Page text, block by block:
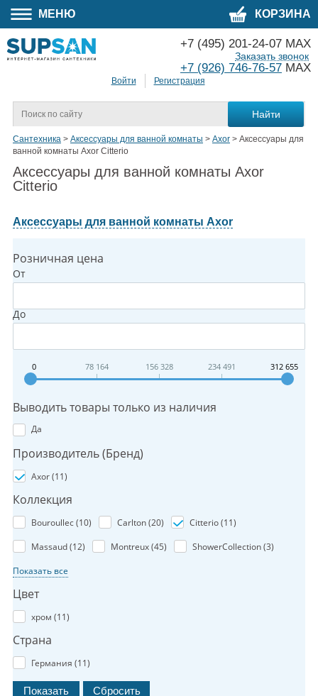
МЕНЮ КОРЗИНА
Войти Регистрация
+7 (495) 201-24-07 MAX
+7 (926) 746-76-57 MAX
Заказать звонок
Сантехника > Аксессуары для ванной комнаты > Axor > Аксессуары для
ванной комнаты Axor Citterio
Аксессуары для ванной комнаты Axor
Citterio
Аксессуары для ванной комнаты Axor
Розничная цена
От
До
0 78 164 156 328 234 491 312 655
Выводить товары только из наличия
Да
Производитель (Бренд)
Axor (11)
Коллекция
Bouroullec (10) Carlton (20) Citterio (11)
Massaud (12) Montreux (45) ShowerCollection (3)
Показать все
Цвет
хром (11)
Страна
Германия (11)